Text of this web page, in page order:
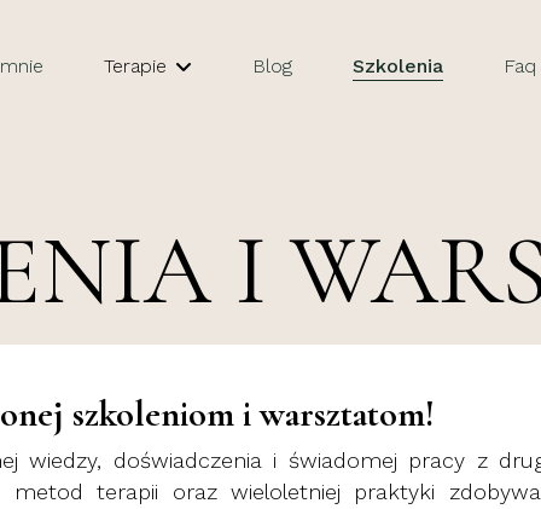
Terapie Blog Szkolenia Faq
I
szkoleniom i warsztatom!
wiedzy, doświadczenia i świadomej pracy z
terapii oraz wieloletniej praktyki